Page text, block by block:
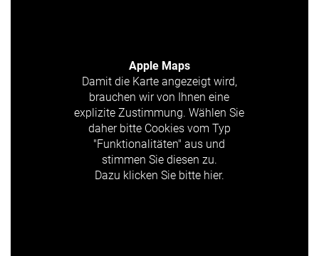
Apple Maps
Damit die Karte angezeigt wird,
brauchen wir von Ihnen eine
explizite Zustimmung. Wählen Sie
daher bitte Cookies vom Typ
"Funktionalitäten" aus und
stimmen Sie diesen zu.
Dazu klicken Sie bitte hier.